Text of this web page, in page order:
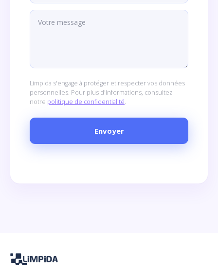
Limpida s'engage à protéger et respecter vos données
personnelles. Pour plus d'informations, consultez
notre politique de confidentialité.